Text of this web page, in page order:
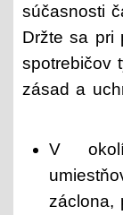
súčasnosti
Držte sa pri
spotrebičov
zásad a
V
záclona,